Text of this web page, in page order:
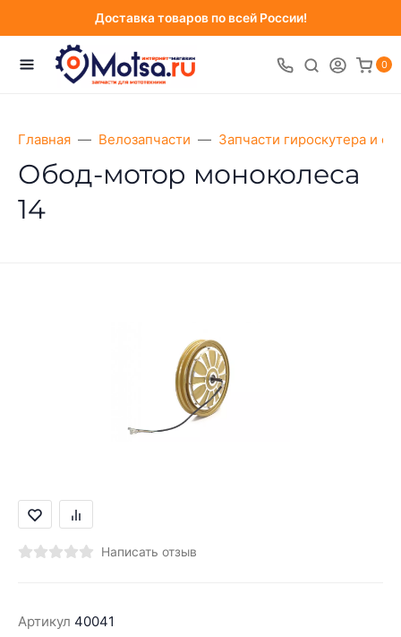
Доставка товаров по всей России!
0
Главная Велозапчасти Запчасти гироскутера и
Обод-мотор моноколеса
14
Написать отзыв
Артикул 40041